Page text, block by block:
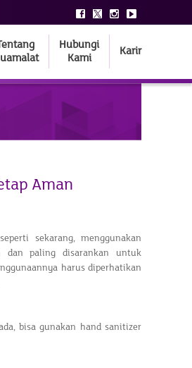
Hubungi
Kami
Karir
Aman
sekarang, menggunakan
dan paling disarankan untuk
harus diperhatikan
bisa gunakan hand sanitizer